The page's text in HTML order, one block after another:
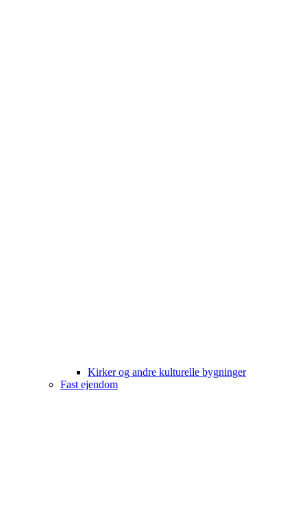
Kirker og andre kulturelle bygninger
Fast ejendom